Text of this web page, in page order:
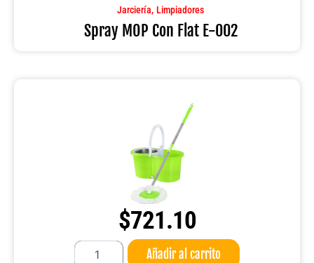
cantidad
Jarciería, Limpiadores
Spray MOP Con Flat E-002
$721.10
Cubeta
Mágica,
Añadir al carrito